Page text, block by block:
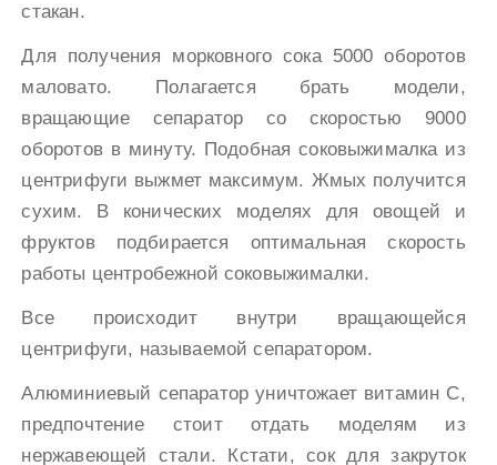
стакан.
Для получения морковного сока 5000 оборотов
маловато. Полагается брать модели,
вращающие сепаратор со скоростью 9000
оборотов в минуту. Подобная соковыжималка из
центрифуги выжмет максимум. Жмых получится
сухим. В конических моделях для овощей и
фруктов подбирается оптимальная скорость
работы центробежной соковыжималки.
Все происходит внутри вращающейся
центрифуги, называемой сепаратором.
Алюминиевый сепаратор уничтожает витамин С,
предпочтение стоит отдать моделям из
нержавеющей стали. Кстати, сок для закруток